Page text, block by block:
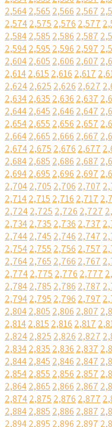
2,5642,565 2,566 2,567
2,5742,575 2,576 2,577
2,5842,585 2,586 2,587
2,5942,595 2,596 2,597
2,6042,605 2,606 2,607
2,6142,615 2,616 2,617
2,6242,625 2,626 2,627
2,6342,635 2,636 2,637
2,6442,645 2,646 2,647
2,6542,655 2,656 2,657
2,6642,665 2,666 2,667
2,6742,675 2,676 2,677
2,6842,685 2,686 2,687
2,6942,695 2,696 2,697
2,7042,705 2,706 2,707
2,7142,715 2,716 2,717
2,7242,725 2,726 2,727
2,7342,735 2,736 2,737
2,7442,745 2,746 2,747
2,7542,755 2,756 2,757
2,7642,765 2,766 2,767
2,7742,775 2,776 2,777
2,7842,785 2,786 2,787
2,7942,795 2,796 2,797
2,8042,805 2,806 2,807
2,8142,815 2,816 2,817
2,8242,825 2,826 2,827
2,8342,835 2,836 2,837
2,8442,845 2,846 2,847
2,8542,855 2,856 2,857
2,8642,865 2,866 2,867
2,8742,875 2,876 2,877
2,8842,885 2,886 2,887
2,8942,895 2,896 2,897